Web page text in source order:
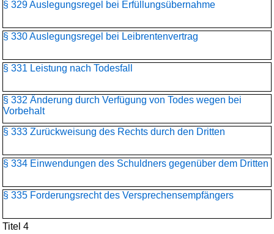
§ 329 Auslegungsregel bei Erfüllungsübernahme
§ 330 Auslegungsregel bei Leibrentenvertrag
§ 331 Leistung nach Todesfall
§ 332 Änderung durch Verfügung von Todes wegen bei
Vorbehalt
§ 333 Zurückweisung des Rechts durch den Dritten
§ 334 Einwendungen des Schuldners gegenüber dem Dritten
§ 335 Forderungsrecht des Versprechensempfängers
Titel 4